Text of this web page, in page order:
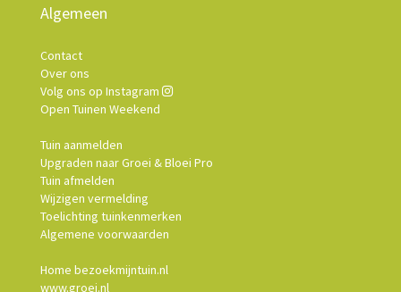
Algemeen
Contact
Over ons
Volg ons op Instagram
Open Tuinen Weekend
Tuin aanmelden
Upgraden naar Groei & Bloei Pro
Tuin afmelden
Wijzigen vermelding
Toelichting tuinkenmerken
Algemene voorwaarden
Home bezoekmijntuin.nl
www.groei.nl